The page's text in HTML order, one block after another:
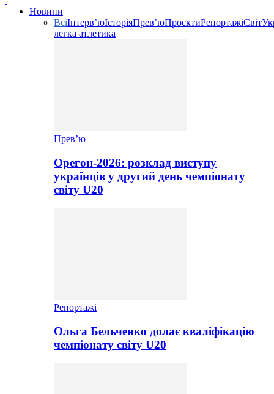
Новини
ВсіІнтерв’юІсторіяПрев’юПроєктиРепортажіСвіт
легка атлетика
Прев’ю
Орегон-2026: розклад виступу
українців у другий день чемпіонату
світу U20
Репортажі
Ольга Бельченко долає кваліфікацію
чемпіонату світу U20